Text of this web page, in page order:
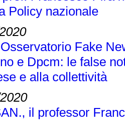
Policy nazionale
Fake
e Dpcm: le false
e alla collettività
il professor